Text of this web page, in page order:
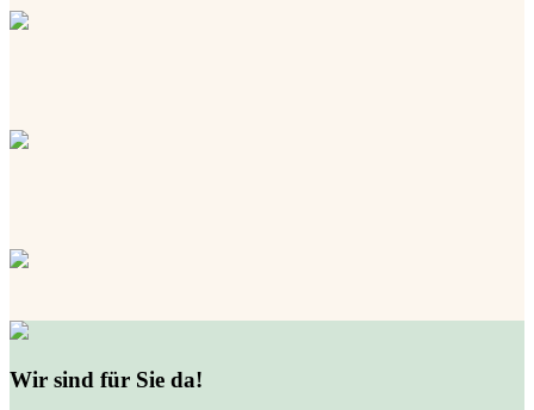
Wir sind für Sie da!